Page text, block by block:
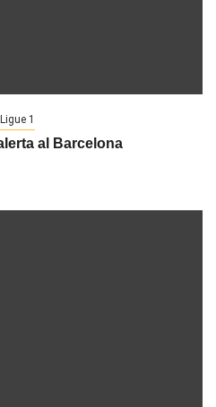
Ligue 1
al Barcelona